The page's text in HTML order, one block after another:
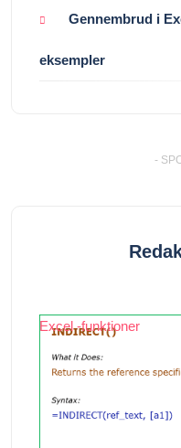
Gennembrud i
eksempler
-
Excel -funktioner